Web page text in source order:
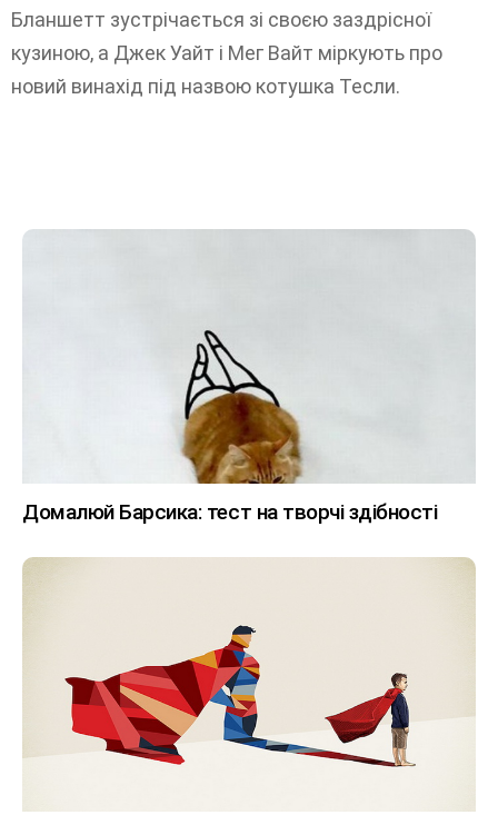
Бланшетт зустрічається зі своєю заздрісної
кузиною, а Джек Уайт і Мег Вайт міркують про
новий винахід під назвою котушка Тесли.
Домалюй Барсика: тест на творчі здібності